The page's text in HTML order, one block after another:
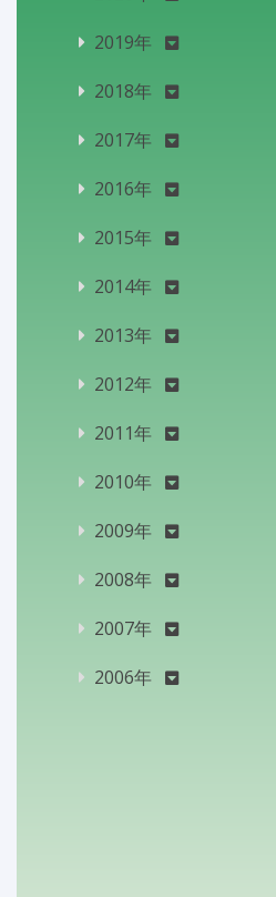
2019年
2018年
2017年
2016年
2015年
2014年
2013年
2012年
2011年
2010年
2009年
2008年
2007年
2006年